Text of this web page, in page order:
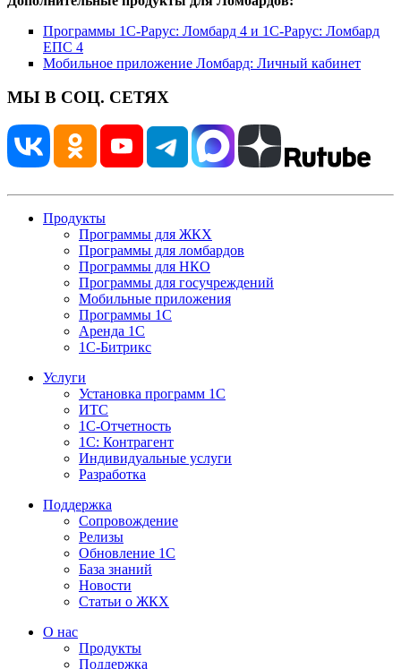
Программы 1С-Рарус: Ломбард 4 и 1С-Рарус: Ломбард
ЕПС 4
Мобильное приложение Ломбард: Личный кабинет
МЫ В СОЦ. СЕТЯХ
Продукты
Программы для ЖКХ
Программы для ломбардов
Программы для НКО
Программы для госучреждений
Мобильные приложения
Программы 1С
Аренда 1С
1С-Битрикс
Услуги
Установка программ 1С
ИТС
1С-Отчетность
1С: Контрагент
Индивидуальные услуги
Разработка
Поддержка
Сопровождение
Релизы
Обновление 1С
База знаний
Новости
Статьи о ЖКХ
О нас
Продукты
Поддержка